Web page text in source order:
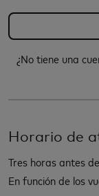
¿No tiene una
Horario de
Tres horas antes
En función de los